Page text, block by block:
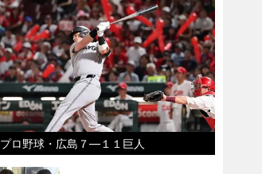
プロ野球・広島７―１１巨人